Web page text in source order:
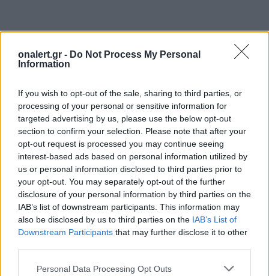
onalert.gr - Do Not Process My Personal
Information
If you wish to opt-out of the sale, sharing to third parties, or
processing of your personal or sensitive information for
targeted advertising by us, please use the below opt-out
section to confirm your selection. Please note that after your
opt-out request is processed you may continue seeing
interest-based ads based on personal information utilized by
us or personal information disclosed to third parties prior to
your opt-out. You may separately opt-out of the further
disclosure of your personal information by third parties on the
IAB’s list of downstream participants. This information may
also be disclosed by us to third parties on the IAB’s List of
Downstream Participants that may further disclose it to other
Personal Data Processing Opt Outs
ΔΙΑΦΗΜΙΣΗ
ΣΧΕΤΙΚΑ ΑΡΘΡΑ